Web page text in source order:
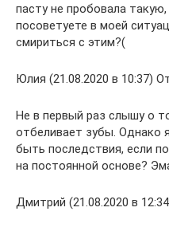
пасту не пробовала
посоветуете в моей
смириться с этим?(
Юлия (21.08.2020 в 10:37)
Не в первый раз слышу о
отбеливает зубы. Однако
быть последствия, если
на постоянной основе?
Дмитрий (21.08.2020 в